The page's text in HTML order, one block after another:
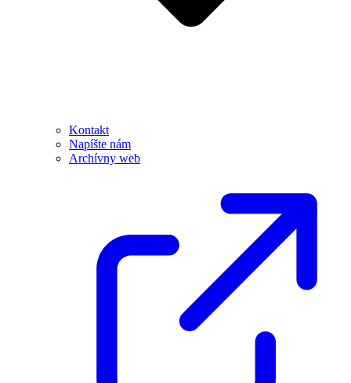
Kontakt
Napíšte nám
Archívny web